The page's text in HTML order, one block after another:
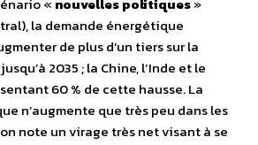
« nouvelles politiques»
la demande énergétique
de plus d’un tiers sur la
2035 ; la Chine, l’Inde et le
60 % de cette hausse. La
n’augmente que très peu dans les
note un virage très net visant à se